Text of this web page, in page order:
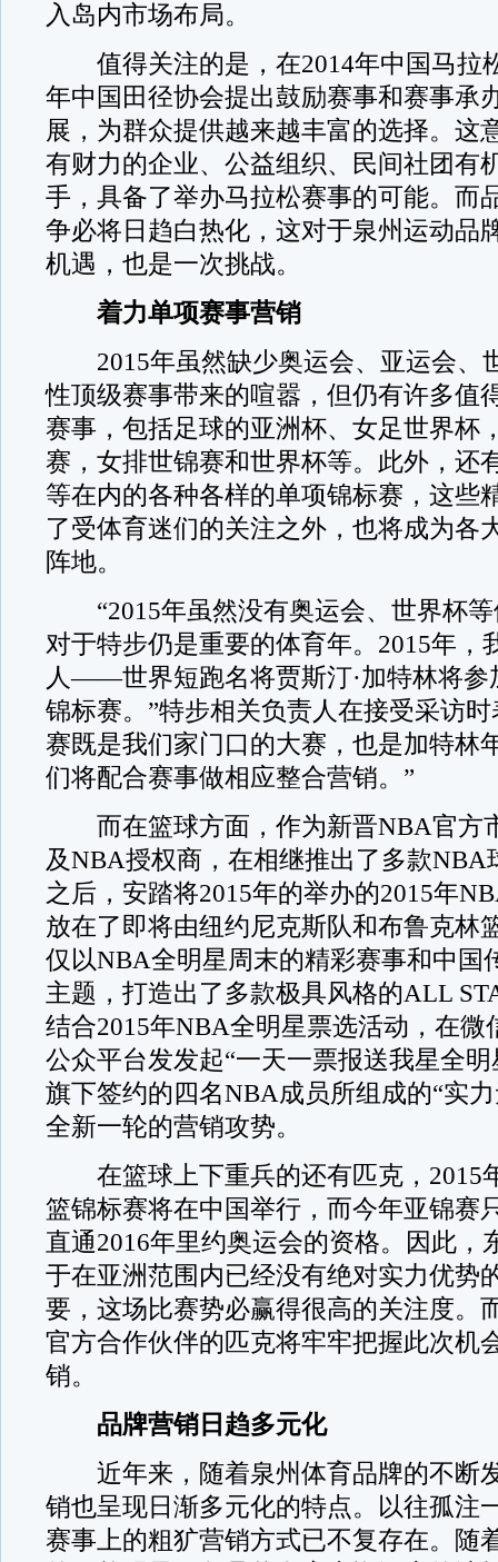
入岛内市场布局。
值得关注的是，在2014年中国马拉
年中国田径协会提出鼓励赛事和赛事承
展，为群众提供越来越丰富的选择。这
有财力的企业、公益组织、民间社团有
手，具备了举办马拉松赛事的可能。而
争必将日趋白热化，这对于泉州运动品
机遇，也是一次挑战。
着力单项赛事营销
2015年虽然缺少奥运会、亚运会、
性顶级赛事带来的喧嚣，但仍有许多值
赛事，包括足球的亚洲杯、女足世界杯
赛，女排世锦赛和世界杯等。此外，还
等在内的各种各样的单项锦标赛，这些
了受体育迷们的关注之外，也将成为各
阵地。
“2015年虽然没有奥运会、世界杯等
对于特步仍是重要的体育年。2015年，
人——世界短跑名将贾斯汀·加特林将参
锦标赛。”特步相关负责人在接受采访
赛既是我们家门口的大赛，也是加特林
们将配合赛事做相应整合营销。”
而在篮球方面，作为新晋NBA官方
及NBA授权商，在相继推出了多款NBA
之后，安踏将2015年的举办的2015年
放在了即将由纽约尼克斯队和布鲁克林
仅以NBA全明星周末的精彩赛事和中国
主题，打造出了多款极具风格的ALL
结合2015年NBA全明星票选活动，在微
公众平台发发起“一天一票报送我星全
旗下签约的四名NBA成员所组成的“实
全新一轮的营销攻势。
在篮球上下重兵的还有匹克，2015
篮锦标赛将在中国举行，而今年亚锦赛
直通2016年里约奥运会的资格。因此，
于在亚洲范围内已经没有绝对实力优势
要，这场比赛势必赢得很高的关注度。
官方合作伙伴的匹克将牢牢把握此次机
销。
品牌营销日趋多元化
近年来，随着泉州体育品牌的不断
销也呈现日渐多元化的特点。以往孤注
赛事上的粗犷营销方式已不复存在。随